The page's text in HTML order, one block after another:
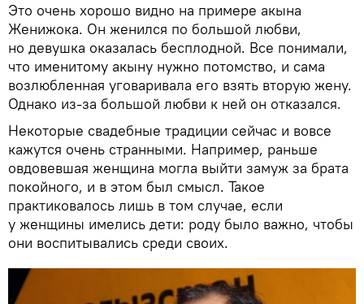
Это очень хорошо видно на примере акына
Женижока. Он женился по большой любви,
но девушка оказалась бесплодной. Все понимали,
что именитому акыну нужно потомство, и сама
возлюбленная уговаривала его взять вторую жену.
Однако из-за большой любви к ней он отказался.
Некоторые свадебные традиции сейчас и вовсе
кажутся очень странными. Например, раньше
овдовевшая женщина могла выйти замуж за брата
покойного, и в этом был смысл. Такое
практиковалось лишь в том случае, если
у женщины имелись дети: роду было важно, чтобы
они воспитывались среди своих.